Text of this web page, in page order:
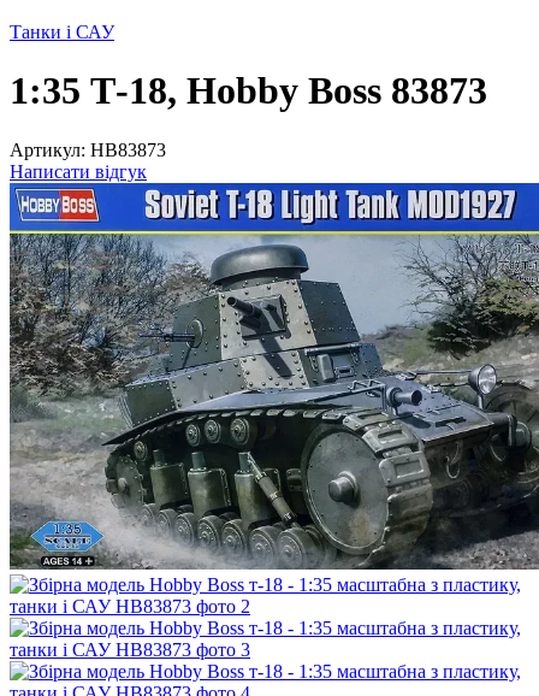
Танки і САУ
1:35 Т-18, Hobby Boss 83873
Артикул: HB83873
Написати відгук